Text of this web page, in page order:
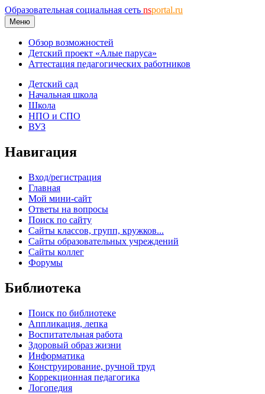
Образовательная социальная сеть nsportal.ru
Меню
Обзор возможностей
Детский проект «Алые паруса»
Аттестация педагогических работников
Детский сад
Начальная школа
Школа
НПО и СПО
ВУЗ
Навигация
Вход/регистрация
Главная
Мой мини-сайт
Ответы на вопросы
Поиск по сайту
Сайты классов, групп, кружков...
Сайты образовательных учреждений
Сайты коллег
Форумы
Библиотека
Поиск по библиотеке
Аппликация, лепка
Воспитательная работа
Здоровый образ жизни
Информатика
Конструирование, ручной труд
Коррекционная педагогика
Логопедия